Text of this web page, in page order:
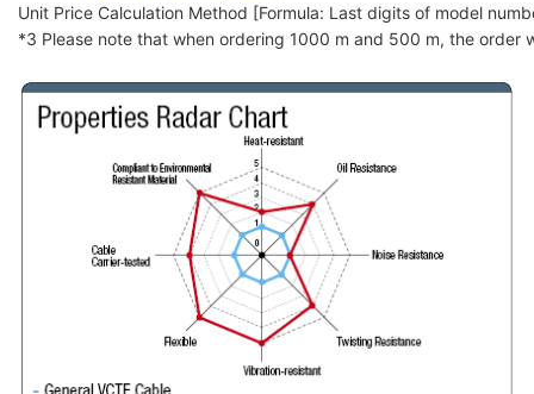
Unit Price Calculation Method [Formula: Last digits of model
*3 Please note that when ordering 1000 m and 500 m, the